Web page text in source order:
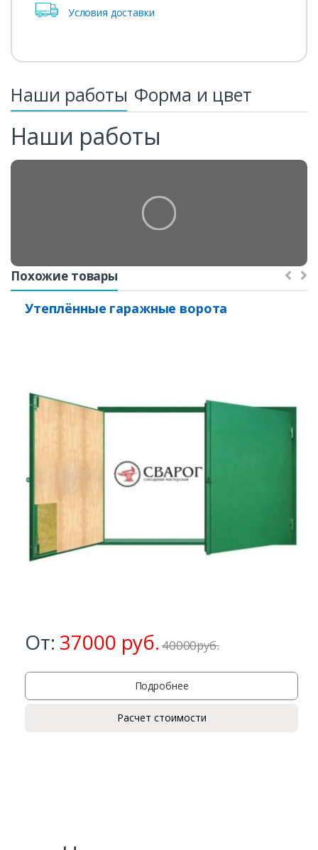
Заказать
Условия доставки
Наши работы Форма и цвет
Наши работы
Похожие товары
Утеплённые гаражные ворота
От: 37000 руб. 40000руб.
Подробнее
Расчет стоимости